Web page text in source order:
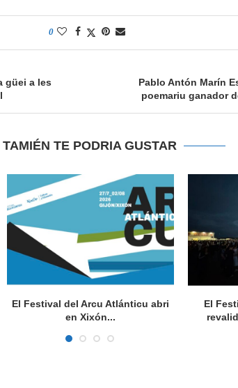
0
güei a les
Pablo Antón Marín
poemariu ganador
TAMIÉN TE PODRIA GUSTAR
El Festival del Arcu Atlánticu abri
en Xixón...
El